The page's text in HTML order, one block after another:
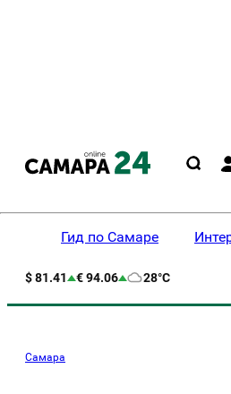
Гид по Самаре
$ 81.41 € 94.06 28°C
Самара